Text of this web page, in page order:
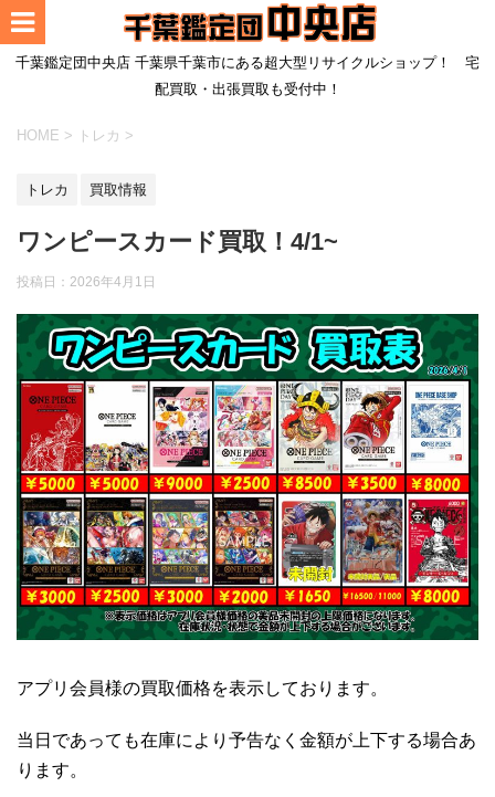
千葉鑑定団中央店 千葉県千葉市にある超大型リサイクルショップ！ 宅
配買取・出張買取も受付中！
HOME > トレカ >
トレカ 買取情報
ワンピースカード買取！4/1~
投稿日： 2026年4月1日
アプリ会員様の買取価格を表示しております。
当日であっても在庫により予告なく金額が上下する場合あ
ります。